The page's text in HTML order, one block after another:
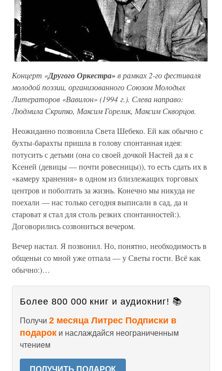
Концерт «Другого Оркестра»в рамках 2-го фестиваля
молодой поэзии, организованного Союзом Молодых
Литераторов «Вавилон» (1994 г.). Слева направо:
Людмила Скрипко, Максим Горелик, Максим Скворцов.
Неожиданно позвонила Света Шебеко. Ей как обычно с
бухты-барахты пришла в голову спонтанная идея:
потусить с детьми (она со своей дочкой Настей да я с
Ксеней (девицы — почти ровесницы)), то есть сдать их в
«камеру хранения» в одном из близлежащих торговых
центров и поболтать за жизнь. Конечно мы никуда не
поехали — нас только сегодня выписали в сад, да и
староват я стал для столь резких спонтанностей:).
Договорились созвониться вечером.
Вечер настал. Я позвонил. Но, понятно, необходимость в
общеньи со мной уже отпала — у Светы гости. Всё как
обычно:)…
Более 800 000 книг и аудиокниг! 📚
Получи 2 месяца Литрес Подписки в
подарок и наслаждайся неограниченным
чтением
ПОЛУЧИТЬ ПОДАРОК